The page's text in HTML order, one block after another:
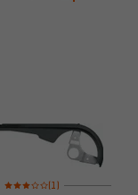
Valoración media: 3 de 5
(1)